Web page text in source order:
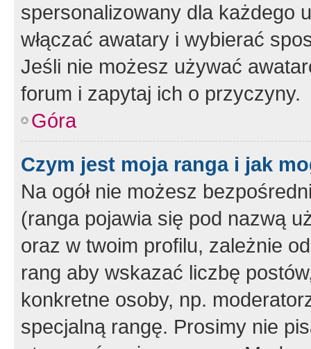
spersonalizowany dla każdego
włączać awatary i wybierać
Jeśli nie możesz używać
forum i zapytaj ich o przyczyny.
Góra
Czym jest moja ranga i jak
Na ogół nie możesz
(ranga pojawia się pod nazwą
oraz w twoim profilu, zależnie
rang aby wskazać liczbę
konkretne osoby, np.
specjalną rangę. Prosimy nie